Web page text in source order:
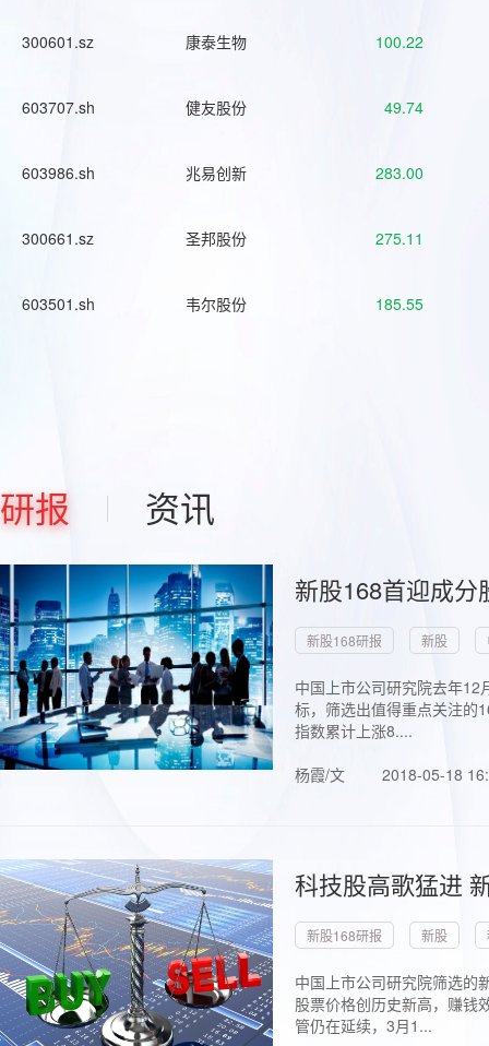
300601.sz 康泰生物 100.22
603707.sh 健友股份 49.74
603986.sh 兆易创新 283.00
300661.sz 圣邦股份 275.11
603501.sh 韦尔股份 185.55
研报 资讯
新股168首迎成
新股168研报 新股
中国上市公司研究院去年
标，筛选出值得重点关注的
指数累计上涨8....
杨霞/文
2018-05-18
科技股高歌猛进
新股168研报 新股
中国上市公司研究院筛选的
股票价格创历史新高，赚钱
管仍在延续，3月1...